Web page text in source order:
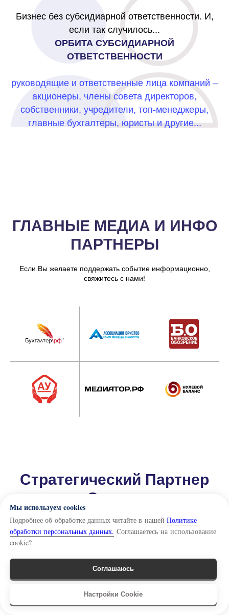
Бизнес без субсидиарной ответственности. И,
если так случилось...
ОРБИТА СУБСИДИАРНОЙ
ОТВЕТСТВЕННОСТИ
руководящие и ответственные лица компаний –
акционеры, члены совета директоров,
собственники, учредители, топ-менеджеры,
главные бухгалтеры, юристы и другие...
ГЛАВНЫЕ МЕДИА И ИНФО
ПАРТНЕРЫ
Если Вы желаете поддержать событие информационно,
свяжитесь с нами!
Стратегический Партнер
Сессии
Мы используем cookies
Подробнее об обработке данных читайте в нашей Политике
обработки персональных данных. Cоглашаетесь на использование
cookie?
Соглашаюсь
Настройки Cookie